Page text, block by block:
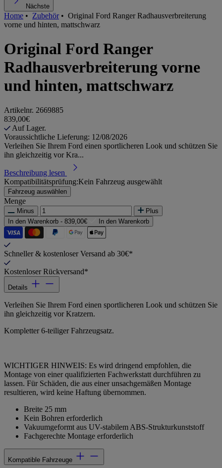
Nächste
Home • Zubehör• Original Ford Ranger Radhausverbreiterung
vorne und hinten, mattschwarz
Original Ford Ranger
Radhausverbreiterung vorne
und hinten, mattschwarz
Artikelnr. 2669885
839,00€
Auf Lager.
Voraussichtliche Lieferung: 12/08/2026
Verleihen Sie Ihrem Ford einen sportlicheren Look und schützen Sie
ihn gleichzeitig vor Kra...
Beschreibung lesen
Kompatibilitätsprüfung:Kein Fahrzeug ausgewählt
Fahrzeug auswählen
Menge
Minus
Plus
In den Warenkorb - 839,00€ In den Warenkorb
Schneller & kostenloser Versand ab 30€*
Kostenloser Rückversand*
Details
Verleihen Sie Ihrem Ford einen sportlicheren Look und schützen Sie
ihn gleichzeitig vor Kratzern.
Kompletter 6-teiliger Fahrzeugsatz.
WICHTIGER HINWEIS: Es wird dringend empfohlen, die
Montage von einer qualifizierten Fachwerkstatt durchführen zu
lassen. Für Schäden, die aus einer unsachgemäßen Montage
resultieren, wird keine Haftung übernommen.
Breite 25 mm
Kein Bohren erforderlich
Vakuumgeformt aus UV-stabilem ABS-Strukturkunststoff
Fachgerechte Montage erforderlich
Kompatible Fahrzeuge